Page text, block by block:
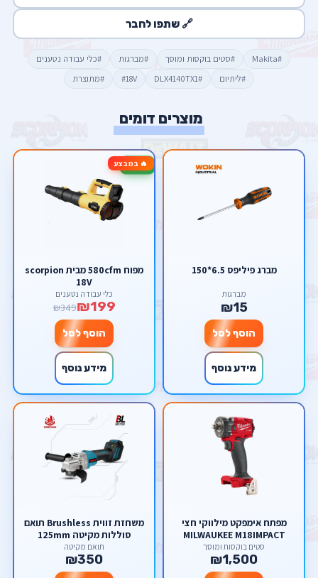
🔗 שתפו לחבר
#Makita #סטים בוקסות ומוסך #מברגות
#כלי עבודה נטענים
#ליתיום
#DLX4140TX1
#18V #מתוצרת
מוצרים דומים
מברג פיליפס 6.5*150
מברגות
₪15
הוסף לסל
מידע נוסף
🔥 במבצע-43%
מפוח 580cfm מבית scorpion
18V
כלי עבודה נטענים
₪199
₪349
הוסף לסל
מידע נוסף
מפתח אימפקט מילווקי חצי
MILWAUKEE M18IMPACT
WRENCH
סטים בוקסות ומוסך
₪1,500
משחזת זווית Brushless תואם
סוללות מקיטה 125mm
תואם מקיטה
₪350